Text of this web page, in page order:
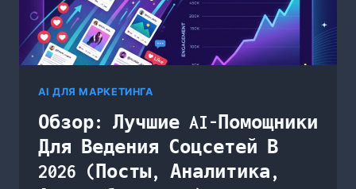
2026
AI ДЛЯ МАРКЕТИНГА
Обзор: Лучшие AI-Помощники
Для Ведения Соцсетей В
2026 (посты, Аналитика,